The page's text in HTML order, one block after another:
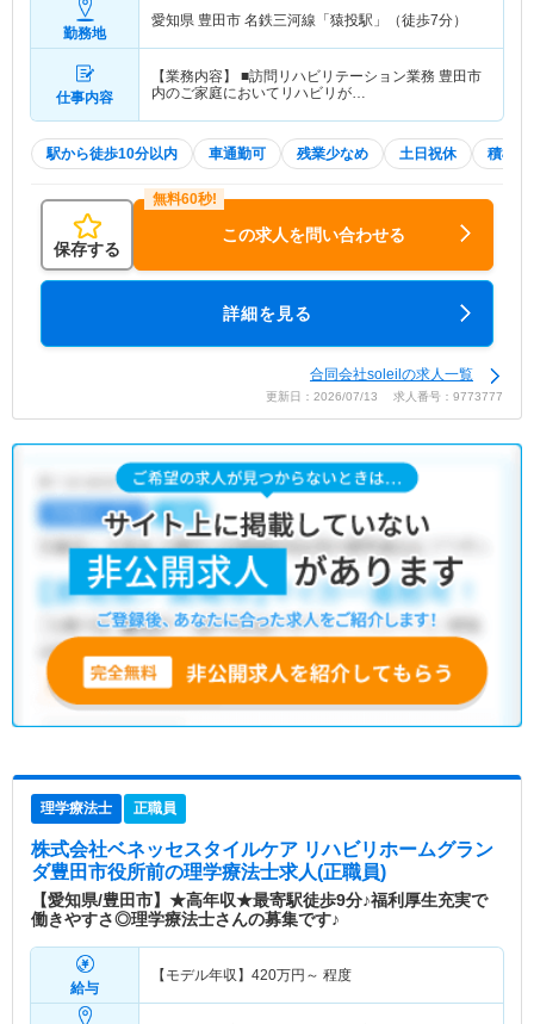
勤務地
愛知県 豊田市 名鉄三河線「猿投駅」（徒歩7分）
仕事内容
【業務内容】 ■訪問リハビリテーション業務 豊田市
内のご家庭においてリハビリが…
駅から徒歩10分以内 車通勤可 残業少なめ 土日祝休 積極採
保存する
この求人を問い合わせる
詳細を見る
合同会社soleilの求人一覧
更新日：2026/07/13 求人番号：9773777
理学療法士 正職員
株式会社ベネッセスタイルケア リハビリホームグラン
ダ豊田市役所前の理学療法士求人(正職員)
【愛知県/豊田市】★高年収★最寄駅徒歩9分♪福利厚生充実で
働きやすさ◎理学療法士さんの募集です♪
給与
【モデル年収】 420万円～ 程度